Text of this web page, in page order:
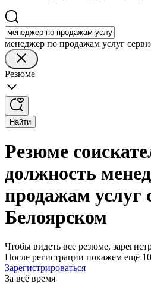
менеджер по продажам услуг
Резюме
Найти
Резюме
должность
продажам услуг
Белоярском
Чтобы видеть все резюме,
После регистрации покажем ещё
Зарегистрироваться
За всё время